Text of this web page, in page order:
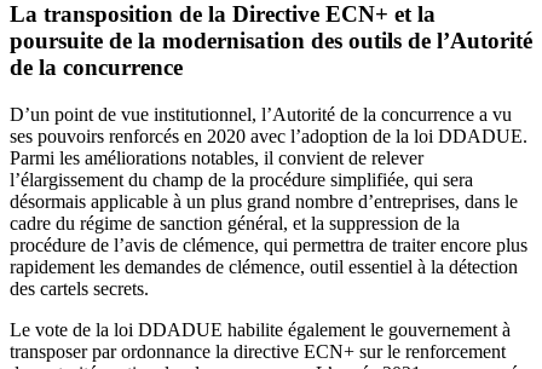
La transposition de la Directive ECN+ et la
poursuite de la modernisation des outils de l’Autorité
de la concurrence
D’un point de vue institutionnel, l’Autorité de la concurrence a vu
ses pouvoirs renforcés en 2020 avec l’adoption de la loi DDADUE.
Parmi les améliorations notables, il convient de relever
l’élargissement du champ de la procédure simplifiée, qui sera
désormais applicable à un plus grand nombre d’entreprises, dans le
cadre du régime de sanction général, et la suppression de la
procédure de l’avis de clémence, qui permettra de traiter encore plus
rapidement les demandes de clémence, outil essentiel à la détection
des cartels secrets.
Le vote de la loi DDADUE habilite également le gouvernement à
transposer par ordonnance la directive ECN+ sur le renforcement